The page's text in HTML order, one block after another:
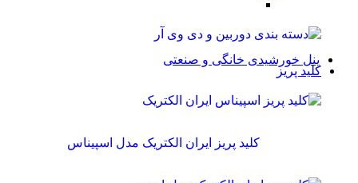
پنل خورشیدی خانگی و صنعتی
کلید پریز
کلید پریز ایران الکتریک مدل اسپیناس